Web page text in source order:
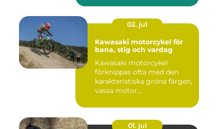
02. jul
Kawasaki motorcykel för
bana, stig och vardag
Kawasaki motorcykel
förknippas ofta med den
karakteristiska gröna färgen,
vassa motor...
01. jul